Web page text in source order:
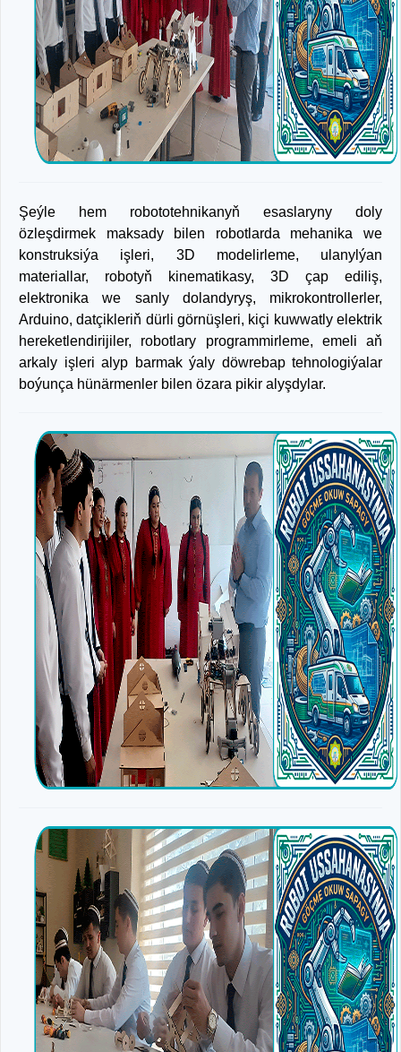
Şeýle hem robototehnikanyň esaslaryny doly
özleşdirmek maksady bilen robotlarda mehanika we
konstruksiýa işleri, 3D modelirleme, ulanylýan
materiallar, robotyň kinematikasy, 3D çap ediliş,
elektronika we sanly dolandyryş, mikrokontrollerler,
Arduino, datçikleriň dürli görnüşleri, kiçi kuwwatly elektrik
hereketlendirijiler, robotlary programmirleme, emeli aň
arkaly işleri alyp barmak ýaly döwrebap tehnologiýalar
boýunça hünärmenler bilen özara pikir alyşdylar.